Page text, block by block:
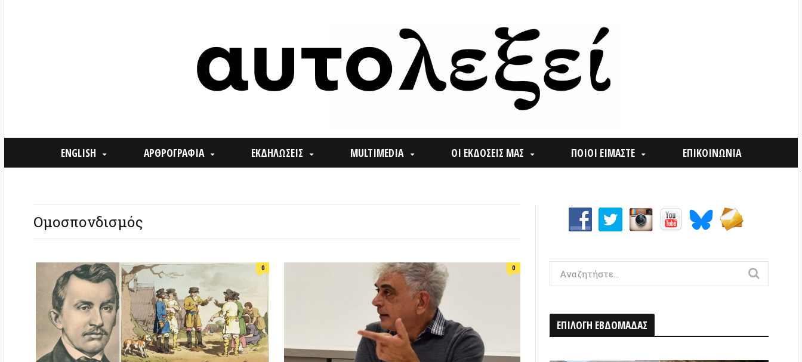
ENGLISH ΑΡΘΡΟΓΡΑΦΙΑ ΕΚΔΗΛΩΣΕΙΣ MULTIMEDIA ΟΙ ΕΚΔΟΣΕΙΣ ΜΑΣ ΠΟΙΟΙ ΕΙΜΑΣΤΕ ΕΠΙΚΟΙΝΩΝΙΑ
Ομοσπονδισμός
10 ΙΟΥΛΊΟΥ 2026 30 ΑΥΓΟΎΣΤΟΥ 2025